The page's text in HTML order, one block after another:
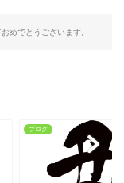
でとうございます。
ブログ